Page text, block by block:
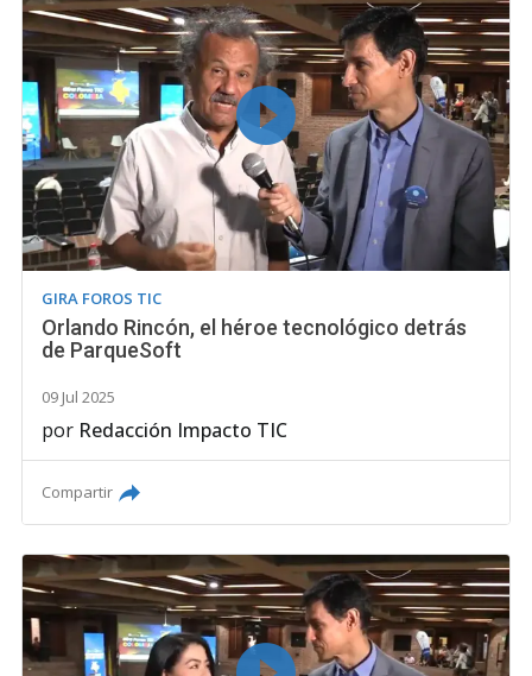
GIRA FOROS TIC
Orlando Rincón, el héroe tecnológico detrás
de ParqueSoft
09 Jul 2025
por Redacción Impacto TIC
Compartir